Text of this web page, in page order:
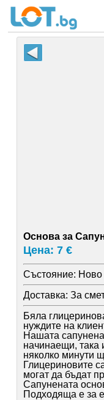
Основа за
Цена: 7 €
Състояние: Ново
Доставка: За
Бяла
нуждите на
Нашата
начинаещи, така
няколко минути
Глицериновите
могат да бъдат
Сапунената
Подходяща е за